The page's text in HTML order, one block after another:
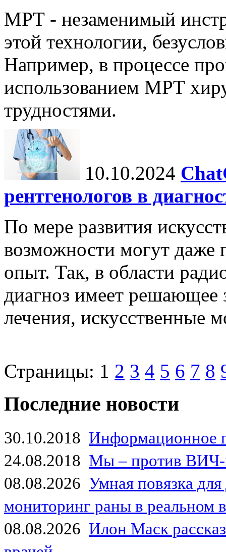
МРТ - незаменимый
этой технологии,
Например, в процессе
использованием МРТ
трудностями.
10.10.2024
рентгенологов в
По мере развития
возможности могут даже
опыт. Так, в области
диагноз имеет решающее
лечения, искусственные
Страницы: 1 2 3 4 5 6 7 8
Последние новости
30.10.2018 Информационное
24.08.2018 Мы – против
08.08.2026 Умная повязка
мониторинг раны в реальном
08.08.2026 Илон Маск